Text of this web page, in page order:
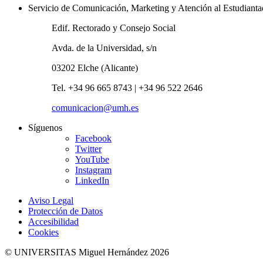
Servicio de Comunicación, Marketing y Atención al
Edif. Rectorado y Consejo Social
Avda. de la Universidad, s/n
03202 Elche (Alicante)
Tel. +34 96 665 8743 | +34 96 522 2646
comunicacion@umh.es
Síguenos
Facebook
Twitter
YouTube
Instagram
LinkedIn
Aviso Legal
Protección de Datos
Accesibilidad
Cookies
© UNIVERSITAS Miguel Hernández 2026